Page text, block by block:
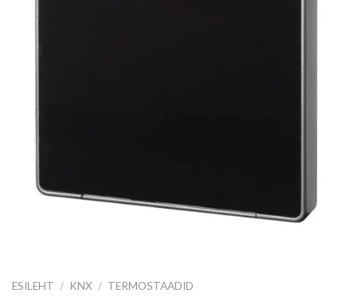
ESILEHT / KNX / TERMOSTAADID